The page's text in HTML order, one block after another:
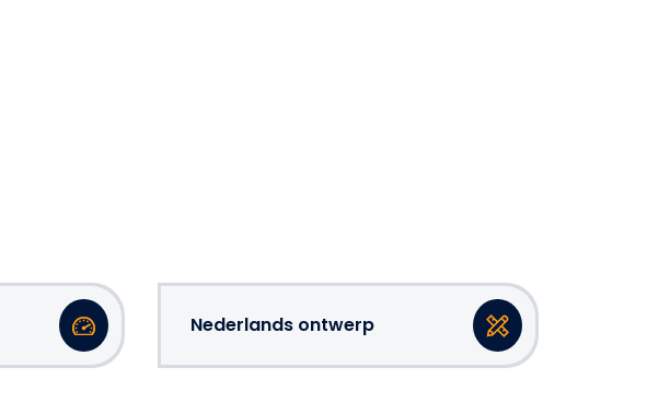
Nederlands ontwerp